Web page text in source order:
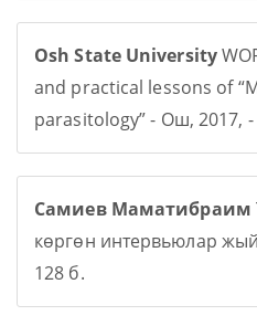
Osh State University
and practical lessons of
parasitology” - Ош, 2017, -
Самиев Маматибраим
көргөн интервьюлар
128 б.